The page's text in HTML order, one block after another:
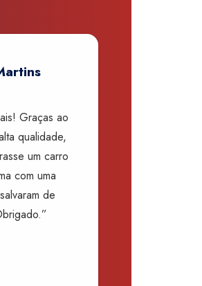
Graças ao
qualidade,
um carro
com uma
de